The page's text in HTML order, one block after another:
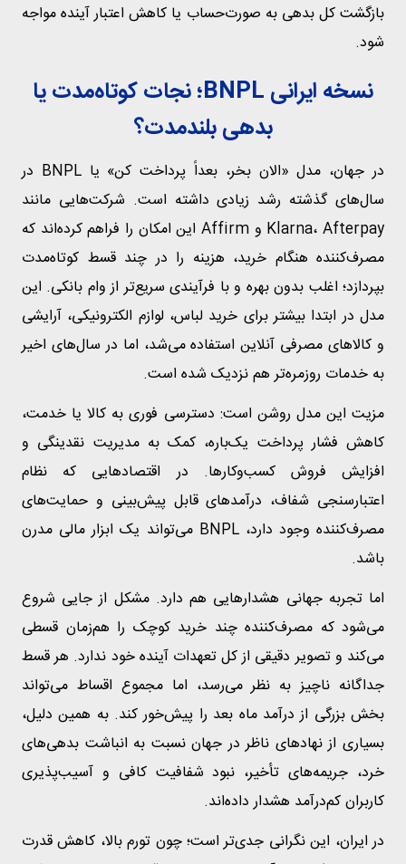
بازگشت کل بدهی به صورت‌حساب یا کاهش اعتبار آینده مواجه
شود.
نسخه ایرانی BNPL؛ نجات کوتاه‌مدت یا
بدهی بلندمدت؟
در جهان، مدل «الان بخر، بعداً پرداخت کن» یا BNPL در
سال‌های گذشته رشد زیادی داشته است. شرکت‌هایی مانند
Klarna، Afterpay و Affirm این امکان را فراهم کرده‌اند که
مصرف‌کننده هنگام خرید، هزینه را در چند قسط کوتاه‌مدت
بپردازد؛ اغلب بدون بهره و با فرآیندی سریع‌تر از وام بانکی. این
مدل در ابتدا بیشتر برای خرید لباس، لوازم الکترونیکی، آرایشی
و کالاهای مصرفی آنلاین استفاده می‌شد، اما در سال‌های اخیر
به خدمات روزمره‌تر هم نزدیک شده است.
مزیت این مدل روشن است: دسترسی فوری به کالا یا خدمت،
کاهش فشار پرداخت یک‌باره، کمک به مدیریت نقدینگی و
افزایش فروش کسب‌وکارها. در اقتصادهایی که نظام
اعتبارسنجی شفاف، درآمدهای قابل پیش‌بینی و حمایت‌های
مصرف‌کننده وجود دارد، BNPL می‌تواند یک ابزار مالی مدرن
باشد.
اما تجربه جهانی هشدارهایی هم دارد. مشکل از جایی شروع
می‌شود که مصرف‌کننده چند خرید کوچک را هم‌زمان قسطی
می‌کند و تصویر دقیقی از کل تعهدات آینده خود ندارد. هر قسط
جداگانه ناچیز به نظر می‌رسد، اما مجموع اقساط می‌تواند
بخش بزرگی از درآمد ماه بعد را پیش‌خور کند. به همین دلیل،
بسیاری از نهادهای ناظر در جهان نسبت به انباشت بدهی‌های
خرد، جریمه‌های تأخیر، نبود شفافیت کافی و آسیب‌پذیری
کاربران کم‌درآمد هشدار داده‌اند.
در ایران، این نگرانی جدی‌تر است؛ چون تورم بالا، کاهش قدرت